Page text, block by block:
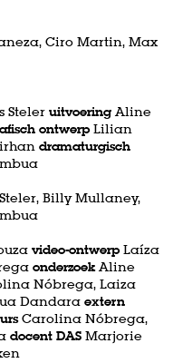
Ciro Martin, Max
Steler uitvoeringAline
ontwerpLilian
dramaturgisch
Billy Mullaney,
video-ontwerpLaíza
onderzoekAline
Nóbrega, Laiza
Dandara extern
Carolina Nóbrega,
docent DAS Marjorie
Zoom
in